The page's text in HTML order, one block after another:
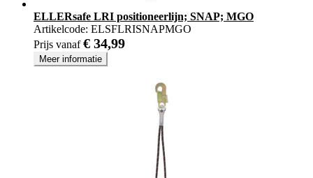
ELLERsafe LRI positioneerlijn; SNAP; MGO
Artikelcode: ELSFLRISNAPMGO
Prijs vanaf € 34,99
Meer informatie